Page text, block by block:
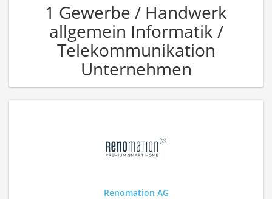
1 Gewerbe / Handwerk
allgemein Informatik /
Telekommunikation
Unternehmen
Renomation AG